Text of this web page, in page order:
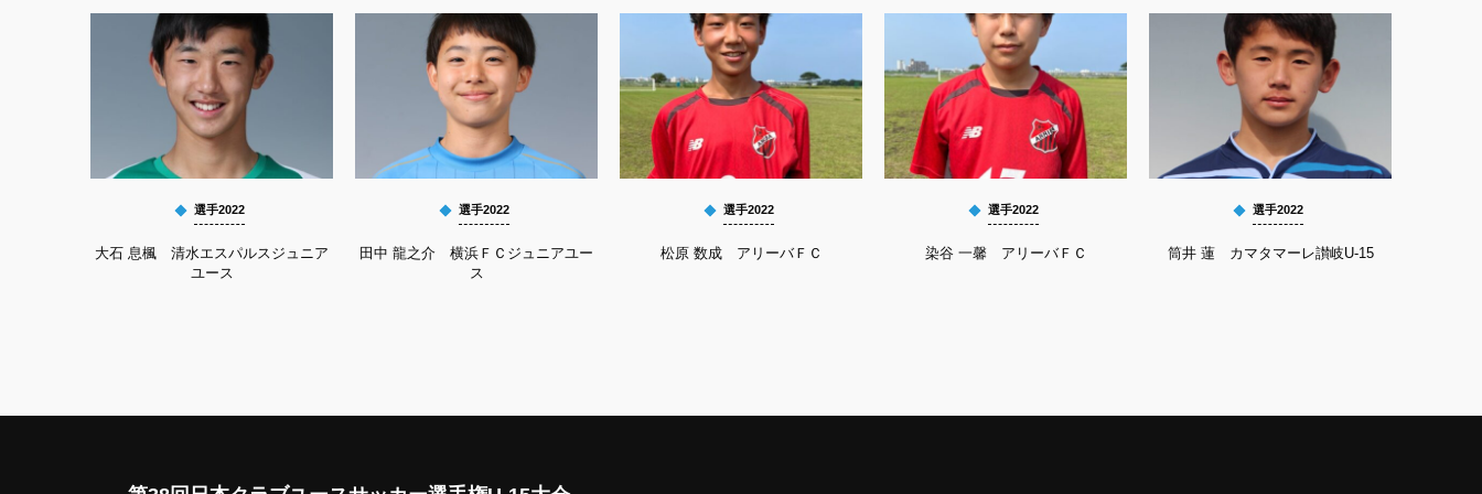
選手2022
大石 息楓 清水エスパルスジュニア
ユース
選手2022
田中 龍之介 横浜ＦＣジュニアユー
ス
選手2022
松原 数成 アリーバＦＣ
選手2022
染谷 一馨 アリーバＦＣ
選手2022
筒井 蓮 カマタマーレ讃岐U-15